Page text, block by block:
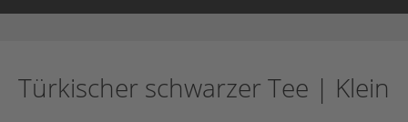
Türkischer schwarzer Tee | Klein